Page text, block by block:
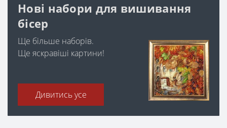
Нові набори для вишивання
бісер
Ще більше наборів.
Ще яскравіші картини!
Дивитись усе